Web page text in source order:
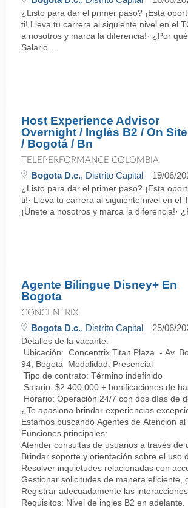
¿Listo para dar el primer paso? ¡Esta
ti! Lleva tu carrera al siguiente nivel en el
a nosotros y marca la diferencia!· ¿Por
Salario ...
Host Experience Advisor
Overnight / Inglés B2 / On Site
/ Bogotá / Bn
TELEPERFORMANCE COLOMBIA
Bogota D.c., Distrito Capital 19/06/
¿Listo para dar el primer paso? ¡Esta
ti!· Lleva tu carrera al siguiente nivel en el
¡Únete a nosotros y marca la diferencia!·
Agente Bilingue Disney+ En
Bogota
CONCENTRIX
Bogota D.c., Distrito Capital 25/06/
Detalles de la vacante:
Ubicación: Concentrix Titan Plaza - Av.
94, Bogotá Modalidad: Presencial
Tipo de contrato: Término indefinido
Salario: $2.400.000 + bonificaciones de
Horario: Operación 24/7 con dos días de
¿Te apasiona brindar experiencias
Estamos buscando Agentes de Atención
Funciones principales:
Atender consultas de usuarios a través
Brindar soporte y orientación sobre el uso
Resolver inquietudes relacionadas con
Gestionar solicitudes de manera eficiente,
Registrar adecuadamente las
Requisitos: Nivel de ingles B2 en adelante.